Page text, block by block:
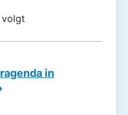
volgt
in